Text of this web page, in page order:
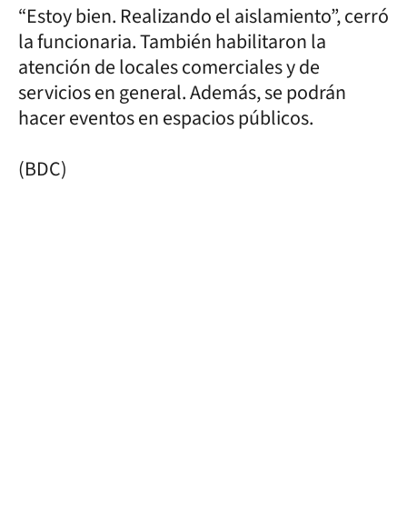
“Estoy bien. Realizando el aislamiento”, cerró
la funcionaria. También habilitaron la
atención de locales comerciales y de
servicios en general. Además, se podrán
hacer eventos en espacios públicos.
(BDC)